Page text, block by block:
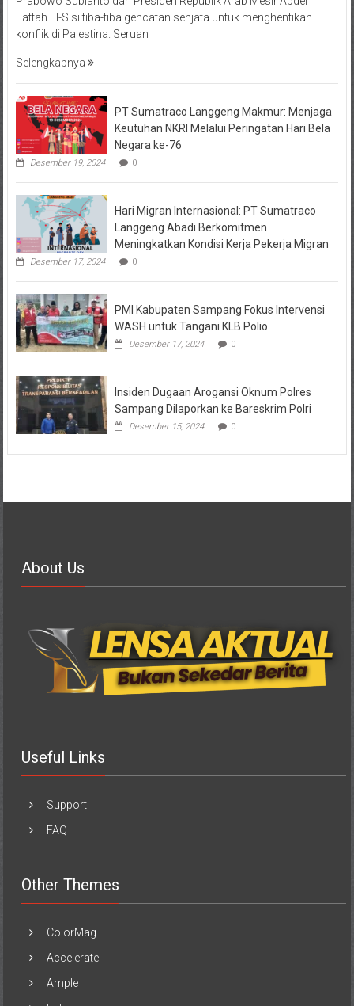
Fattah El-Sisi tiba-tiba gencatan senjata untuk menghentikan
konflik di Palestina. Seruan
Selengkapnya
PT Sumatraco Langgeng Makmur: Menjaga
Keutuhan NKRI Melalui Peringatan Hari Bela
Negara ke-76
Desember 19, 2024 0
Hari Migran Internasional: PT Sumatraco
Langgeng Abadi Berkomitmen
Meningkatkan Kondisi Kerja Pekerja Migran
Desember 17, 2024 0
PMI Kabupaten Sampang Fokus Intervensi
WASH untuk Tangani KLB Polio
Desember 17, 2024 0
Insiden Dugaan Arogansi Oknum Polres
Sampang Dilaporkan ke Bareskrim Polri
Desember 15, 2024 0
About Us
Useful Links
Support
FAQ
Other Themes
ColorMag
Accelerate
Ample